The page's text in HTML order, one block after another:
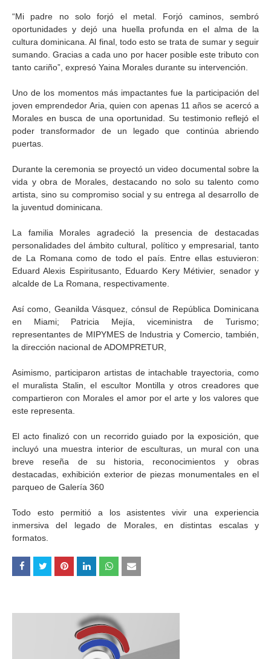
“Mi padre no solo forjó el metal. Forjó caminos, sembró
oportunidades y dejó una huella profunda en el alma de la
cultura dominicana. Al final, todo esto se trata de sumar y seguir
sumando. Gracias a cada uno por hacer posible este tributo con
tanto cariño”, expresó Yaina Morales durante su intervención.
Uno de los momentos más impactantes fue la participación del
joven emprendedor Aria, quien con apenas 11 años se acercó a
Morales en busca de una oportunidad. Su testimonio reflejó el
poder transformador de un legado que continúa abriendo
puertas.
Durante la ceremonia se proyectó un video documental sobre la
vida y obra de Morales, destacando no solo su talento como
artista, sino su compromiso social y su entrega al desarrollo de
la juventud dominicana.
La familia Morales agradeció la presencia de destacadas
personalidades del ámbito cultural, político y empresarial, tanto
de La Romana como de todo el país. Entre ellas estuvieron:
Eduard Alexis Espiritusanto, Eduardo Kery Métivier, senador y
alcalde de La Romana, respectivamente.
Así como, Geanilda Vásquez, cónsul de República Dominicana
en Miami; Patricia Mejía, viceministra de Turismo;
representantes de MIPYMES de Industria y Comercio, también,
la dirección nacional de ADOMPRETUR,
Asimismo, participaron artistas de intachable trayectoria, como
el muralista Stalin, el escultor Montilla y otros creadores que
compartieron con Morales el amor por el arte y los valores que
este representa.
El acto finalizó con un recorrido guiado por la exposición, que
incluyó una muestra interior de esculturas, un mural con una
breve reseña de su historia, reconocimientos y obras
destacadas, exhibición exterior de piezas monumentales en el
parqueo de Galería 360
Todo esto permitió a los asistentes vivir una experiencia
inmersiva del legado de Morales, en distintas escalas y
formatos.